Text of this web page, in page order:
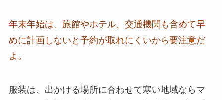
年末年始は、旅館やホテル、交通機関も含めて早
めに計画しないと予約が取れにくいから要注意だ
よ。
服装は、出かける場所に合わせて寒い地域ならマ